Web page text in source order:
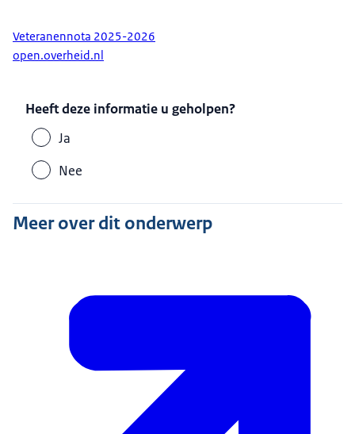
Veteranennota 2025-2026
open.overheid.nl
Heeft deze informatie u geholpen?
Ja
Nee
Meer over dit onderwerp